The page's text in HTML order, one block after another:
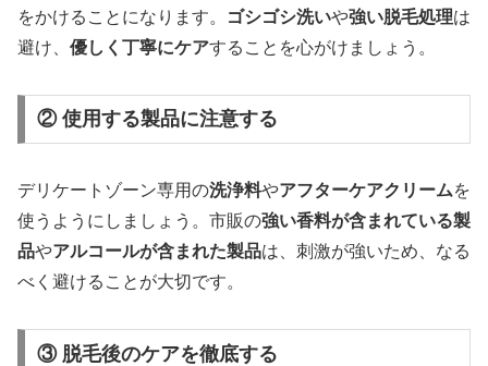
をかけることになります。
ゴシゴシ洗いや強い脱毛処理は
避け、 優しく丁寧にケアすることを心がけましょう。
② 使用する製品に注意する
デリケートゾーン専用の洗浄料やアフターケアクリームを
使うようにしましょう。市販の強い香料が含まれている製
品やアルコールが含まれた製品は、刺激が強いため、なる
べく避けることが大切です。
③ 脱毛後のケアを徹底する